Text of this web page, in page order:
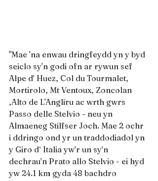
"Mae 'na enwau dringfeydd yn y byd
seiclo sy'n godi ofn ar rywun sef
Alpe d’ Huez, Col du Tourmalet,
Mortirolo, Mt Ventoux, Zoncolan
,Alto de L'Angliru ac wrth gwrs
Passo delle Stelvio - neu yn
Almaeneg Stilfser Joch. Mae 2 ochr
i ddringo ond yr un traddodiadol yn
y Giro d‘ Italia yw’r un sy’n
dechrau’n Prato allo Stelvio - ei hyd
yw 24.1 km gyda 48 bachdro